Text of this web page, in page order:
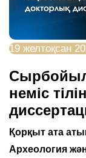
19 желтоқсан
неміс
Қорқыт ата
Археология